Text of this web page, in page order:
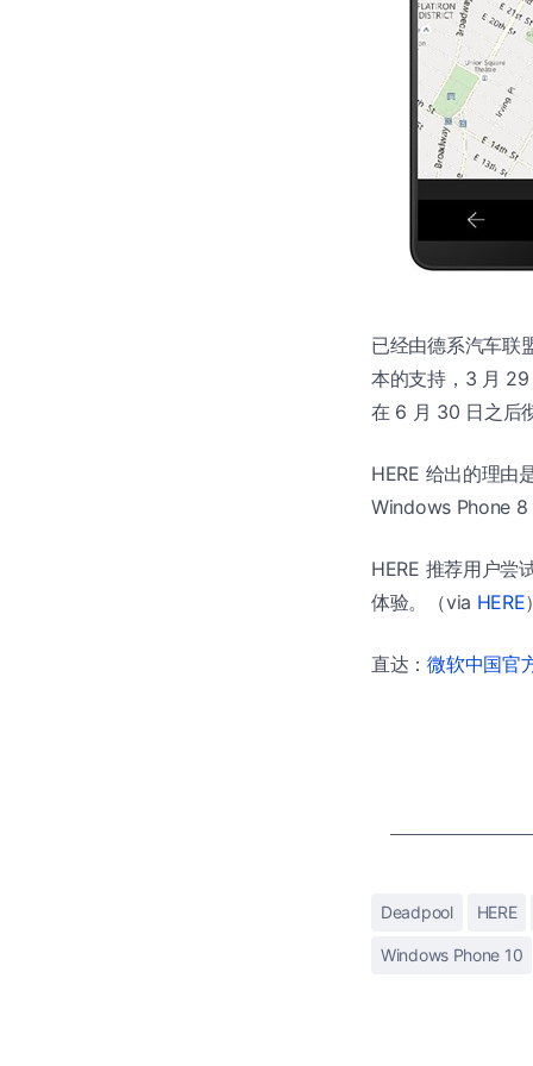
已经由德系汽车联
本的支持，3 月
在 6 月 30 日之后
HERE 给出的理由
Windows Phone 8
HERE 推荐用户尝
体验。（via HERE）
直达：微软中国官
Deadpool HERE
Windows Phone 10